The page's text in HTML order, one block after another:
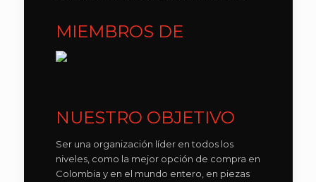
MIEMBROS DE
NUESTRO OBJETIVO
Ser una organización líder en todos los
niveles, como la mejor opción de compra en
Colombia y en el mundo entero, en piezas